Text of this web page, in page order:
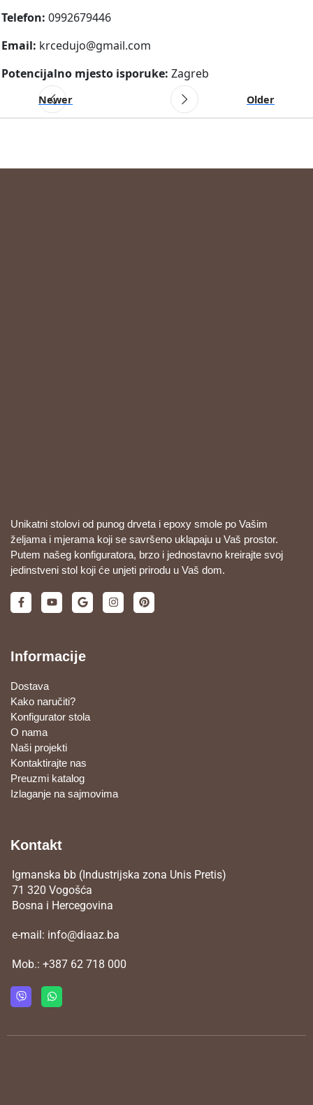
Telefon: 0992679446
Email: krcedujo@gmail.com
Potencijalno mjesto isporuke: Zagreb
Newer Older
Unikatni stolovi od punog drveta i epoxy smole po Vašim
željama i mjerama koji se savršeno uklapaju u Vaš prostor.
Putem našeg konfiguratora, brzo i jednostavno kreirajte svoj
jedinstveni stol koji će unjeti prirodu u Vaš dom.
Informacije
Dostava
Kako naručiti?
Konfigurator stola
O nama
Naši projekti
Kontaktirajte nas
Preuzmi katalog
Izlaganje na sajmovima
Kontakt
Igmanska bb (Industrijska zona Unis Pretis)
71 320 Vogošća
Bosna i Hercegovina
e-mail: info@diaaz.ba
Mob.: +387 62 718 000